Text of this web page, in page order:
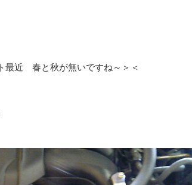
最近 春と秋が無いですね～＞＜